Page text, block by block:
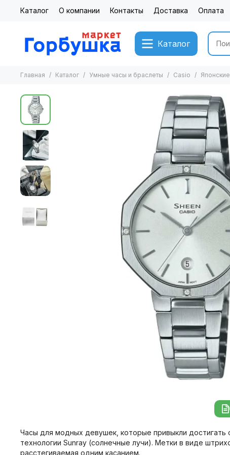
Каталог О компании Контакты Доставка Оплата
Каталог
Главная Каталог Умные часы и браслеты Casio
Часы для модных девушек, которые привыкли достигать
технологии Sunray (солнечные лучи). Метки в виде
расстегиваемая одним касанием.